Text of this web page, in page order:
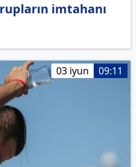
imtahanı
03 iyun 09:11